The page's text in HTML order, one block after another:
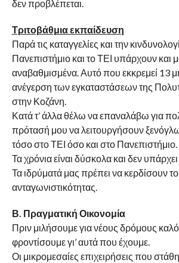
δεν προβλέπεται.
Τριτοβάθμια εκπαίδευση
Παρά τις καταγγελίες και την
Πανεπιστήμιο και το ΤΕΙ υπάρχουν και
αναβαθμισμένα. Αυτό που εκκρεμεί 13
ανέγερση των εγκαταστάσεων της
στην Κοζάνη.
Κατά τ’ άλλα θέλω να επαναλάβω για
πρότασή μου να λειτουργήσουν
τόσο στο ΤΕΙ όσο και στο Πανεπιστήμιο.
Τα χρόνια είναι δύσκολα και δεν
Τα ιδρύματά μας πρέπει να κερδίσουν
ανταγωνιστικότητας.
Β. Πραγματική Οικονομία
Πριν μιλήσουμε για νέους δρόμους καλό
φροντίσουμε γι’ αυτά που έχουμε.
Οι μικρομεσαίες επιχειρήσεις που